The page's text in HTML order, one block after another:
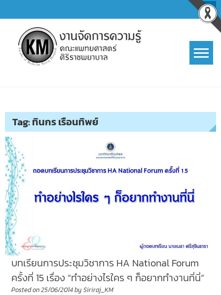
to
content
Tag:ทินกร เรือนทิพย์
บทเรียนการประชุมวิชาการ HA National Forum
ครั้งที่ 15 เรื่อง “ทำอย่างไรใคร ๆ ก็อยากทำงานที่นี่”
Posted on25/06/2014by Siriraj_KM